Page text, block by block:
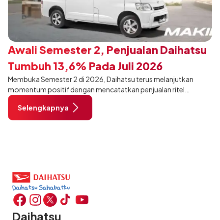
Awali Semester 2, Penjualan Daihatsu
Tumbuh 13,6% Pada Juli 2026
Membuka Semester 2 di 2026, Daihatsu terus melanjutkan
momentum positif dengan mencatatkan penjualan ritel
sebanyak 12.750 unit pada Juli 2026. Capaian tersebut tumbuh
13,6% dibandingkan periode yang sama tahun lalu sebanyak
11.220 unit, dan tetap stabil dibandingkan bulan Juni 2026 lalu.
Selengkapnya
Daihatsu